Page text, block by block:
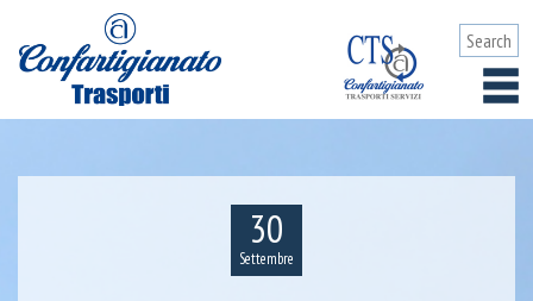
30
Settembre